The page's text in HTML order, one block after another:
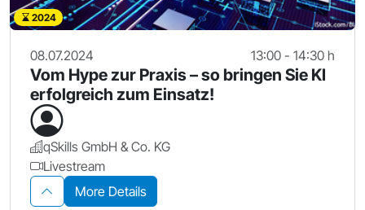
2024
08.07.2024 13:00 - 14:30 h
Vom Hype zur Praxis – so bringen Sie KI
erfolgreich zum Einsatz!
qSkills GmbH & Co. KG
Livestream
More Details